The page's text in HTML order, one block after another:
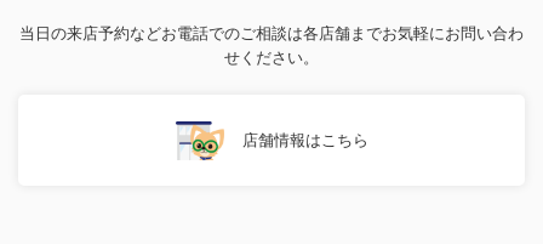
当日の来店予約などお電話でのご相談は各店舗までお気軽にお問い合わ
せください。
店舗情報はこちら